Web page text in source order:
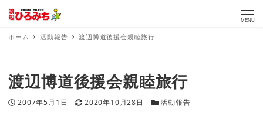
MENU
ホーム 活動報告 渡辺博道後援会親睦旅行
渡辺博道後援会親睦旅行
投稿日
2007年5月1日 更新日
2020年10月28日 カテゴリー
活動報告